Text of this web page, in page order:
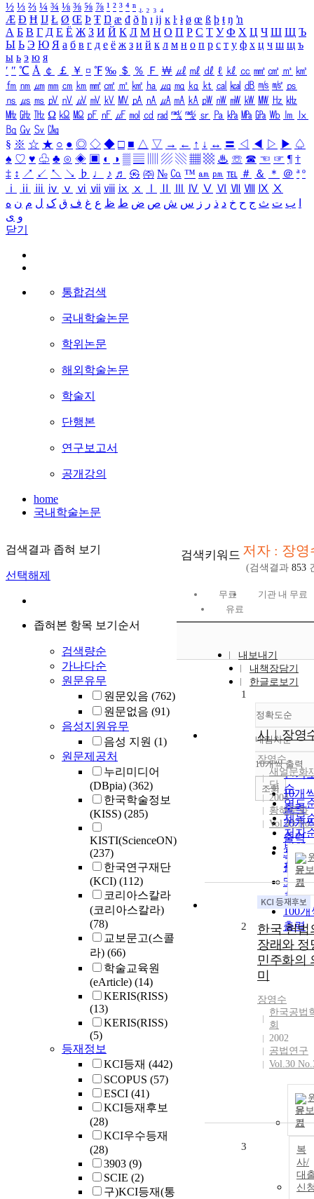
½ ⅓ ⅔ ¼ ¾ ⅛ ⅜ ⅝ ⅞ ¹ ² ³ ⁴ ⁿ ₁ ₂ ₃ ₄
Æ Ð Ħ Ĳ Ł Ø Œ Þ Ŧ Ŋ æ đ ð ħ ı ĳ ĸ ŀ ł ø œ ß þ ŧ ŋ ŉ
А Б В Г Д Е Ё Ж З И Й К Л М Н О П Р С Т У Ф Х Ц Ч Ш Щ Ъ
Ы Ь Э Ю Я а б в г д е ё ж з и й к л м н о п р с т у ф х ц ч ш щ ъ
ы ь э ю я
′ ″ ℃ Å ￠ ￡ ￥ ¤ ℉ ‰ ＄ ％ Ｆ ￦ ㎕ ㎖ ㎗ ℓ ㎘ ㏄ ㎣ ㎤ ㎥ ㎦
㎙ ㎚ ㎛ ㎜ ㎝ ㎞ ㎟ ㎠ ㎡ ㎢ ㏊ ㎍ ㎎ ㎏ ㏏ ㎈ ㎉ ㏈ ㎧ ㎨ ㎰
㎱ ㎲ ㎳ ㎴ ㎵ ㎶ ㎷ ㎸ ㎹ ㎀ ㎁ ㎂ ㎃ ㎄ ㎺ ㎻ ㎽ ㎾ ㎿ ㎐ ㎑
㎒ ㎓ ㎔ Ω ㏀ ㏁ ㎊ ㎋ ㎌ ㏖ ㏅ ㎭ ㎮ ㎯ ㏛ ㎩ ㎪ ㎫ ㎬ ㏝ ㏐
㏓
㏃ ㏉ ㏜ ㏆
§ ※ ☆ ★ ○ ● ◎ ◇ ◆ □ ■ △ ▽ → ← ↑ ↓ ↔ 〓 ◁ ◀ ▷ ▶ ♤
♠ ♡ ♥ ♧ ♣ ⊙ ◈ ▣ ◐ ◑ ▒ ▤ ▨ ▧ ▦ ▩ ♨ ☏ ☎ ☜ ☞ ¶ †
‡ ↕ ↗ ↙ ↖ ↘ ♭ ♩ ♪ ♬ ㉿ ㈜ № ㏇ ™ ㏂ ㏘ ℡ ＃ ＆ ＊ ＠ ª º
ⅰ
ⅱ ⅲ ⅳ ⅴ ⅵ ⅶ ⅷ ⅸ ⅹ Ⅳ Ⅴ Ⅵ Ⅶ Ⅷ Ⅸ Ⅹ
ب ت ث ج ح خ د ذ ر ز س ش ص ض ط ظ ع غ ف ق ک ل م ن ه
و ی
닫기
통합검색
국내학술논문
학위논문
해외학술논문
학술지
단행본
연구보고서
공개강의
home
국내학술논문
검색결과 좁혀 보기
선택해제
좁혀본 항목 보기순서
검색량순
가나다순
원문유무
원문있음 (762)
원문없음 (91)
음성지원유무
음성 지원 (1)
원문제공처
누리미디어
(DBpia) (362)
한국학술정보
(KISS) (285)
KISTI(ScienceON)
(237)
한국연구재단
(KCI) (112)
코리아스칼라
(코리아스칼라)
(78)
교보문고(스콜
라) (66)
학술교육원
(eArticle) (14)
KERIS(RISS)
(13)
KERIS(RISS)
(5)
등재정보
KCI등재 (442)
SCOPUS (57)
ESCI (41)
KCI등재후보
(28)
KCI우수등재
(28)
3903 (9)
SCIE (2)
구)KCI등재(통
검색키워드 저자 : 장영
(검색결과 853
무료
기관 내 무료
유료
내보내기
내책장담기
한글로보기
정확도순
정확
순
인기
순
연도
제목
저자
발행
관순
내림차순
내림
10개씩 출력
10개
출력
20개
출력
30개
출력
50개
출력
100개
출력
조회
1
시︱장영
장영수
새얼문화
단
2004
황해문화
Vol.43
문보
기
2
한국 헌법
장래와 정
민주화의
미
장영수
한국공법
회
2002
공법연구
Vol.30
문보
기
복
사/
대
신
3